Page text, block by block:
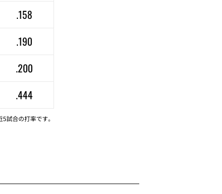
.158
.190
.200
.444
試合の打率です。